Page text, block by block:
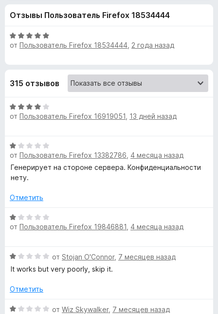
е
а
e
o
а
«
P
D
F
M
a
g
e
3
з
5
Отзывы Пользователь Firefox 18534444
О
ц
н
н
а
з
5
от Пользователь Firefox 18534444 2 года назад
315 отзывов
О
ц
е
н
о
н
4
з
5
от Пользователь Firefox 16919051 13 дней назад
О
ц
е
н
н
н
а
з
5
от Пользователь Firefox 13382786 4 месяца назад
Генерирует на стороне сервера. Конфиденциальности
нету.
Отметить
О
ц
е
н
н
1
от Пользователь Firefox 19846881 4 месяца назад
О
ц
н
н
от Stojan O'Connor, 7 месяцев назад
It works but very poorly, skip it.
Отметить
О
от Wiz Skywalker, 7 месяцев назад